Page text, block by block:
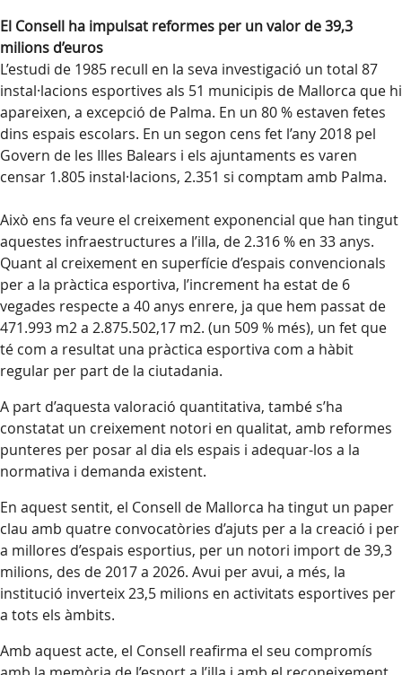
El Consell ha impulsat reformes per un valor de 39,3
milions d’euros
L’estudi de 1985 recull en la seva investigació un total 87
instal·lacions esportives als 51 municipis de Mallorca que hi
apareixen, a excepció de Palma. En un 80 % estaven fetes
dins espais escolars. En un segon cens fet l’any 2018 pel
Govern de les Illes Balears i els ajuntaments es varen
censar 1.805 instal·lacions, 2.351 si comptam amb Palma.
Això ens fa veure el creixement exponencial que han tingut
aquestes infraestructures a l’illa, de 2.316 % en 33 anys.
Quant al creixement en superfície d’espais convencionals
per a la pràctica esportiva, l’increment ha estat de 6
vegades respecte a 40 anys enrere, ja que hem passat de
471.993 m2 a 2.875.502,17 m2. (un 509 % més), un fet que
té com a resultat una pràctica esportiva com a hàbit
regular per part de la ciutadania.
A part d’aquesta valoració quantitativa, també s’ha
constatat un creixement notori en qualitat, amb reformes
punteres per posar al dia els espais i adequar-los a la
normativa i demanda existent.
En aquest sentit, el Consell de Mallorca ha tingut un paper
clau amb quatre convocatòries d’ajuts per a la creació i per
a millores d’espais esportius, per un notori import de 39,3
milions, des de 2017 a 2026. Avui per avui, a més, la
institució inverteix 23,5 milions en activitats esportives per
a tots els àmbits.
Amb aquest acte, el Consell reafirma el seu compromís